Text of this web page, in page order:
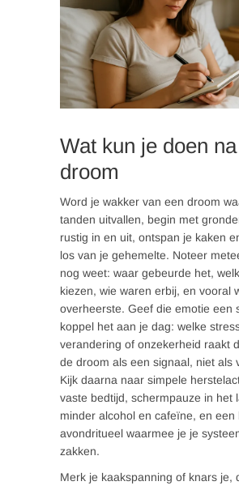
Wat kun je doen na
droom
Word je wakker van een droom
tanden uitvallen, begin met
rustig in en uit, ontspan je kaken
los van je gehemelte. Noteer
nog weet: waar gebeurde het,
kiezen, wie waren erbij, en vooral
overheerste. Geef die emotie een
koppel het aan je dag: welke
verandering of onzekerheid raakt
de droom als een signaal, niet als
Kijk daarna naar simpele
vaste bedtijd, schermpauze in het
minder alcohol en cafeïne, en een
avondritueel waarmee je je
zakken.
Merk je kaakspanning of knars je,